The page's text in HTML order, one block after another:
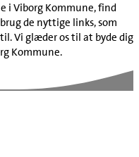
i Viborg Kommune, find
de nyttige links, som
Vi glæder os til at byde dig
Kommune.